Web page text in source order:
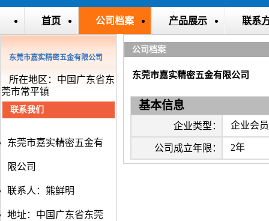
首页 公司档案 产品展示 联系
东莞市嘉实精密五金有限公司
所在地区：中国广东省东
莞市常平镇
联系我们
东莞市嘉实精密五金有
限公司
联系人：熊鲜明
地址：中国广东省东莞
公司档案
东莞市嘉实精密五金有限公司
基本信息
企业类型： 企业会员
公司成立年限： 2年